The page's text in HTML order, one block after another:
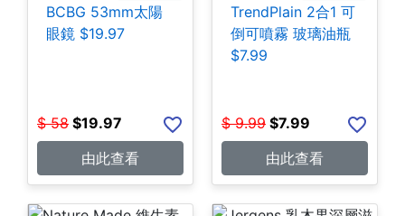
BCBG 53mm太陽
眼鏡 $19.97
$ 58 $19.97
由此查看
TrendPlain 2合1 可
倒可噴霧 玻璃油瓶
$7.99
$ 9.99 $7.99
由此查看